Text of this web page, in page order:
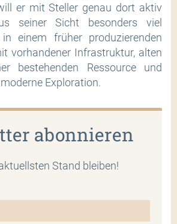
er mit Steller genau dort aktiv
seiner Sicht besonders viel
einem früher produzierenden
vorhandener Infrastruktur, alten
bestehenden Ressource und
Exploration.
abonnieren
Stand bleiben!